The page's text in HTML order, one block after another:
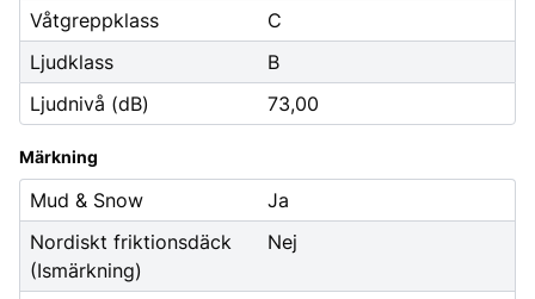
Våtgreppklass
C
Ljudklass
B
Ljudnivå (dB)
73,00
Märkning
Mud & Snow
Ja
Nordiskt friktionsdäck
(Ismärkning)
Nej